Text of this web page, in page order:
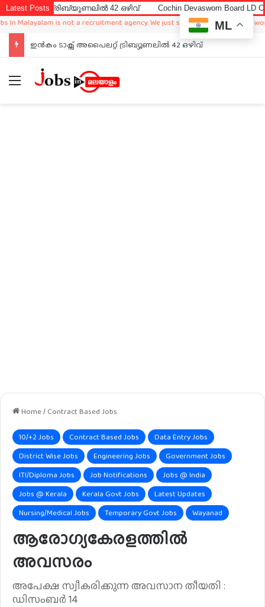
Latest Posts 42 ഒഴിവ് Cochin Devaswom Board LD Clerk Exam
is not a recruitment agency. We just sharing available job in
ഇൻകം ടാക്സ് അപൈലറ്റ് ട്രിബ്യൂണലിൽ 42 ഒഴിവ്
Menu
Home/ Contract Based Jobs
10/+2 Jobs Contract Based Jobs
Data Entry Jobs
District Wise Jobs
Engineering Jobs
Government Jobs
ITI/Diploma Jobs
Job Notifications
Jobs @ India
Jobs @ Kerala
Kerala Govt Jobs
Latest Updates
Nursing/Medical Jobs
Temporary Govt Jobs Wayanad
ആരോഗ്യകേരളത്തിൽ
അവസരം
അപേക്ഷ സ്വീകരിക്കുന്ന അവസാന തീയതി :
ഡിസംബർ 14
ML